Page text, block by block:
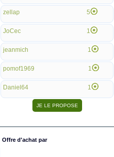
zellap 5
JoCec 1
jeanmich 1
pomof1969 1
Daniel64 1
Offre d'achat par